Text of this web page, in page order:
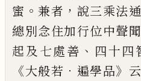
蜜 。兼者 ， 說三乘法
總別念住加行位中聲
起及七處善 、 四十四
《大般若 ． 遍學品》 云